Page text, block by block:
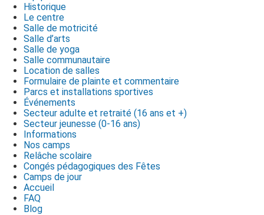
Historique
Le centre
Salle de motricité
Salle d’arts
Salle de yoga
Salle communautaire
Location de salles
Formulaire de plainte et commentaire
Parcs et installations sportives
Événements
Secteur adulte et retraité (16 ans et +)
Secteur jeunesse (0-16 ans)
Informations
Nos camps
Relâche scolaire
Congés pédagogiques des Fêtes
Camps de jour
Accueil
FAQ
Blog